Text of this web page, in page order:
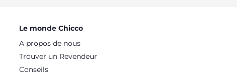
Le monde Chicco
A propos de nous
Trouver un Revendeur
Conseils